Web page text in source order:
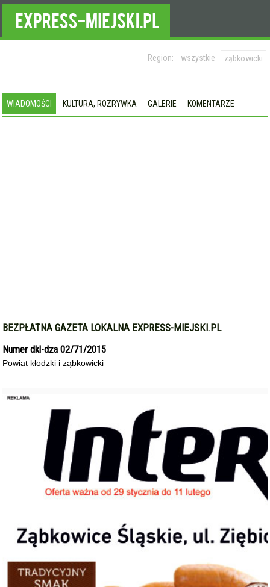
Region: wszystkie ząbkowicki
WIADOMOŚCI KULTURA, ROZRYWKA GALERIE KOMENTARZE
BEZPŁATNA GAZETA LOKALNA EXPRESS-MIEJSKI.PL
Numer dkl-dza 02/71/2015
Powiat kłodzki i ząbkowicki